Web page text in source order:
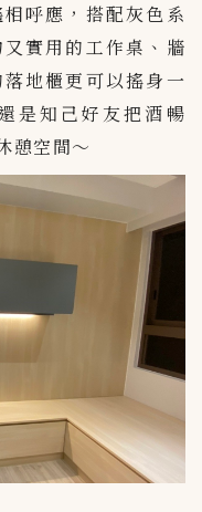
呼應，搭配灰色系
實用的工作桌、牆
地櫃更可以搖身一
是知己好友把酒暢
憩空間～